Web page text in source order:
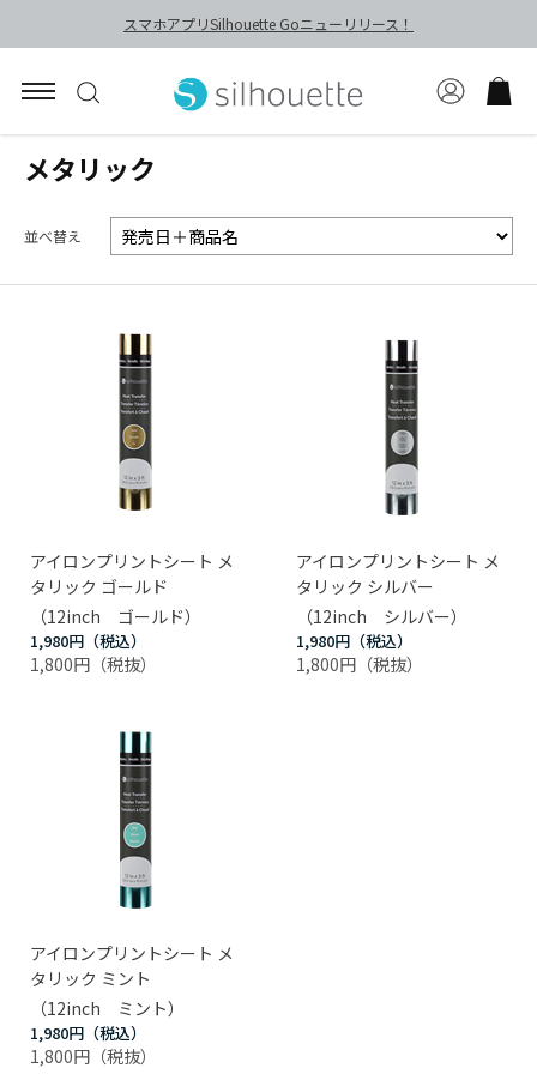
スマホアプリSilhouette Goニューリリース！
メタリック
並べ替え
アイロンプリントシート メ
タリック ゴールド
（12inch ゴールド）
1,980円
1,800円
アイロンプリントシート メ
タリック シルバー
（12inch シルバー）
1,980円
1,800円
アイロンプリントシート メ
タリック ミント
（12inch ミント）
1,980円
1,800円